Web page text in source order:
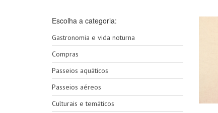
Escolha a categoria:
Gastronomia e vida noturna
Compras
Passeios aquáticos
Passeios aéreos
Culturais e temáticos